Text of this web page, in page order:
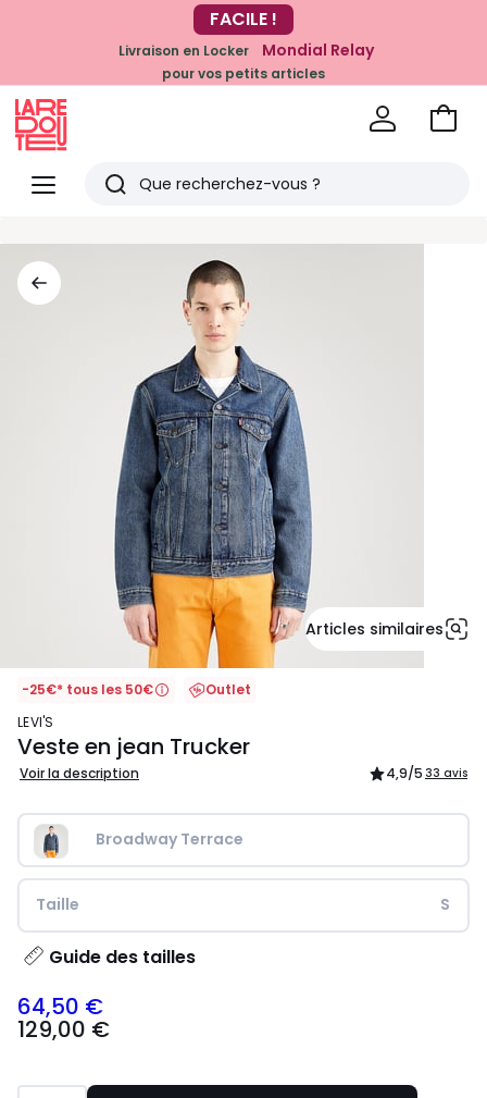
-20% dès 39€*
sur la mode
FACILE !
Livraison en Locker Mondial Relay
pour vos petits articles
Menu
Redoute
Rechercher
Voir
Articles similaires
-25€* tous les 50€
Outlet
LEVI'S
Veste en jean Trucker
Voir la description 4,9/5 33 avis
Broadway Terrace
Taille S
Guide des tailles
129,00
€
64,50 €
129,00 €